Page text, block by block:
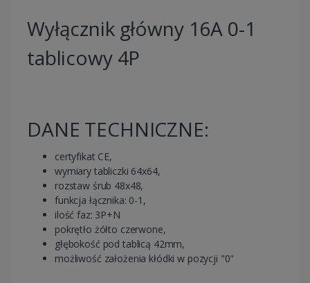
Wyłącznik główny 16A 0-1
tablicowy 4P
DANE TECHNICZNE:
certyfikat CE,
wymiary tabliczki 64x64,
rozstaw śrub 48x48,
funkcja łącznika: 0-1,
ilość faz: 3P+N
pokrętło żółto czerwone,
głębokość pod tablicą 42mm,
możliwość założenia kłódki w pozycji "0"